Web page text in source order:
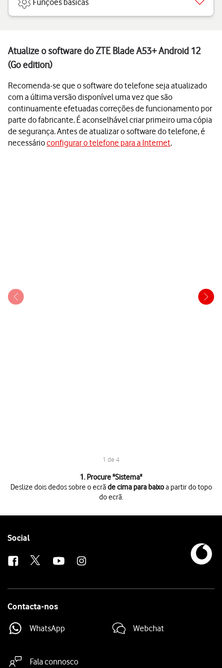
Funções básicas
Atualize o software do ZTE Blade A53+ Android 12
(Go edition)
Recomenda-se que o software do telefone seja atualizado
com a última versão disponível uma vez que são
continuamente efetuadas correções de funcionamento por
parte do fabricante. É aconselhável criar primeiro uma cópia
de segurança. Antes de atualizar o software do telefone, é
necessárioconfigurar o telefone para a Internet.
1 de 4
1. Procure "Sistema"
Deslize dois dedos sobre o ecrãde cima para baixoa partir do topo
do ecrã.
Primao ícone de definições.
PrimaAtualização de software
Follow
Social
Contacta-nos
WhatsApp Webchat
Fala connosco